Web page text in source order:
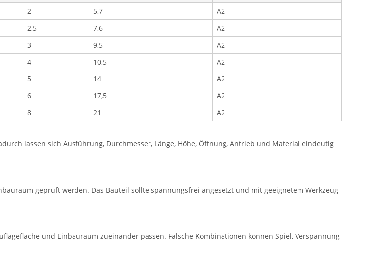
2 5,7
A2
2,5 7,6
A2
3 9,5
A2
4 10,5
A2
5 14
A2
6 17,5
A2
8 21 A2
lassen sich Ausführung, Durchmesser, Länge, Höhe, Öffnung, Antrieb und Material eindeutig
geprüft werden. Das Bauteil sollte spannungsfrei angesetzt und mit geeignetem Werkzeug
und Einbauraum zueinander passen. Falsche Kombinationen können Spiel, Verspannung